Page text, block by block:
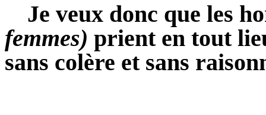
Je veux donc que les
femmes) prient en tout
sans colère et sans